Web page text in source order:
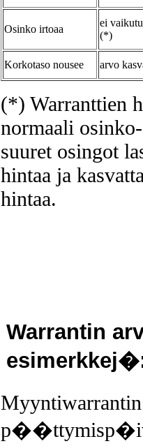
Osinko irtoaa
ei
(*)
Korkotaso nousee arvo
(*) Warranttien
normaali
suuret osingot
hintaa ja
hintaa.
Warrantin